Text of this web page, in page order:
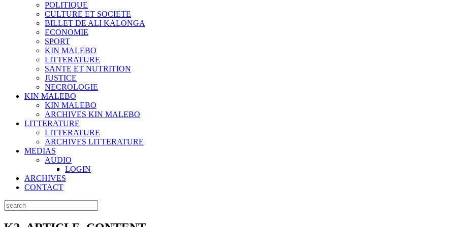
POLITIQUE
CULTURE ET SOCIETE
BILLET DE ALI KALONGA
ECONOMIE
SPORT
KIN MALEBO
LITTERATURE
SANTE ET NUTRITION
JUSTICE
NECROLOGIE
KIN MALEBO
KIN MALEBO
ARCHIVES KIN MALEBO
LITTERATURE
LITTERATURE
ARCHIVES LITTERATURE
MEDIAS
AUDIO
LOGIN
ARCHIVES
CONTACT